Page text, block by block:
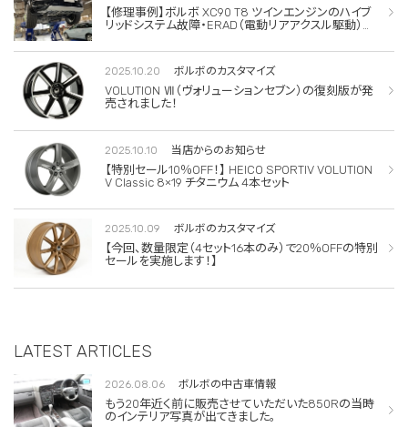
【修理事例】ボルボ XC90 T8 ツインエンジンのハイブ
リッドシステム故障・ERAD（電動リアアクスル駆動）交
2025.10.20 ボルボのカスタマイズ
VOLUTION Ⅶ（ヴォリューションセブン）の復刻版が発
売されました！
2025.10.10 当店からのお知らせ
【特別セール10％OFF！】 HEICO SPORTIV VOLUTION
V Classic 8×19 チタニウム 4本セット
2025.10.09 ボルボのカスタマイズ
【今回、数量限定（4セット16本のみ）で20％OFFの特別
セールを実施します！】
LATEST ARTICLES
2026.08.06 ボルボの中古車情報
もう20年近く前に販売させていただいた850Rの当時
のインテリア写真が出てきました。